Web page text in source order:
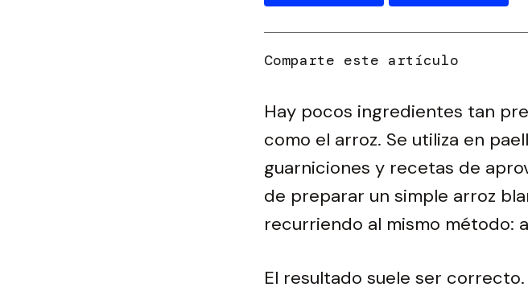
Hay pocos ingredientes tan
como el arroz. Se utiliza en
guarniciones y recetas de
de preparar un simple arroz
recurriendo al mismo método:
El resultado suele ser